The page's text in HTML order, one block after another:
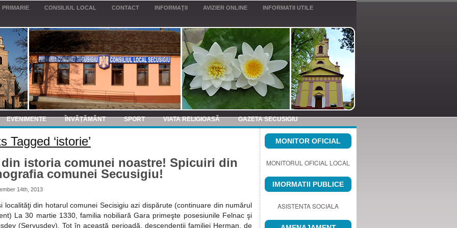
PRIMARIE CONSILIUL LOCAL CONTACT INFORMAŢII AVIZIER ONLINE
INFORMATII UTILE
EVENIMENTE ÎNVĂȚĂMÂNT SPORT VIATA RELIGIOASĂ GAZETA SECUSIGIU
Tagged ‘istorie’
istoria comunei noastre! Spicuiri din
comunei Secusigiu!
14th, 2013
localităţi din hotarul comunei Secisigiu azi dispărute (continuare din numărul
La 30 martie 1330, familia nobiliară Gara primeşte posesiunile Felnac şi
(Servusdey). Tot în această perioadă, descendenţii familiei Herman, de
MONITOR OFICIAL
MONITORUL OFICIAL LOCAL
IMORMATII PUBLICE
ASISTENTA SOCIALA